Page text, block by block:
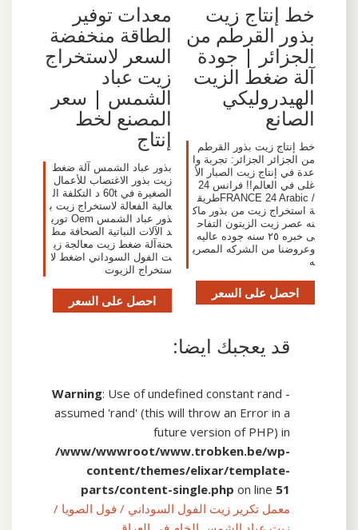
خط إنتاج زيت
بذور القرطم من
الجزائر | جودة
آلة ضغط الزيت
الهيدروليكي
الصانع
خط إنتاج زيت بذور القرطم
من الجزائر الجزائر: تجربة وا
عدة في إنتاج زيت الصبار الأ
غلى في العالم!! فرانس 24
/ FRANCE 24 Arabicطريق
ة استخراج زيت من بذور ماك
نه عصر زيت الزيتون التفاح
ى خبره ٢٥ سنه جوده عاليه
وعروضنا من الشركه المصري
احصل على السعر
معدات توفير
الطاقة منخفضة
السعر لاستخراج
زيت عباد
الشمس | سعر
المصنع لخط
إنتاج
بذور عباد الشمس آلة ضغط
زيت بذور الاغتصاب للأعمال
الصغيرة في 60t د التكلفة ال
عالية الفعالة لاستخراج زيت ب
ذور عباد الشمس Oem توري
د الآلات النباتية الصحافة مط
حنةآلة ضغط زيت معالجة زي
ت الفول السوداني اضغط لا
ستخراج الزيوت
احصل على السعر
قد يعجبك ايضا:
Warning: Use of undefined constant rand -
assumed 'rand' (this will throw an Error in a
future version of PHP) in
/www/wwwroot/www.trobken.be/wp-
content/themes/elixar/template-
parts/content-single.php on line
معمل تكرير زيت الفول السوداني / فول الصويا /